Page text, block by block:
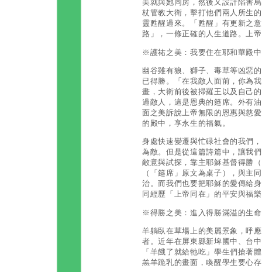
美就與她同房，然後又設計陷害
杖管教大衛，擊打他們兩人所生
靈甦醒過來。「甦醒」有更新之
路」，一條正確的人生道路。上
※護祐之美：我要住在耶和華殿中
幽谷雖有狼、獅子、毒草等凶惡
已得勝。「在我敵人面前，你為
畫，大衛前後被掃羅王以及自己
過敵人，這是恩典的筵席。外有
面之美訴說上帝無限的恩惠與慈
的殿中，享永生的福氣。
身處快速變遷與忙碌社會的我們
為敵。但是從這篇詩篇中，讓我
敵意與試探，靠主耶穌基督得勝
（「筵席」原文為桌子），與主
治。而我們也要把耶穌的愛傳給
同經歷「上帝同在」的平安與福
※得勝之美：進入得勝滿溢的生命
羊躺臥在草場上的美麗景象，呼
者。近年在屏東縣新埤國中、台
「羊餓了就給牠吃」學生們搶著
羔羊跪乳的畫面，喚醒學生要心